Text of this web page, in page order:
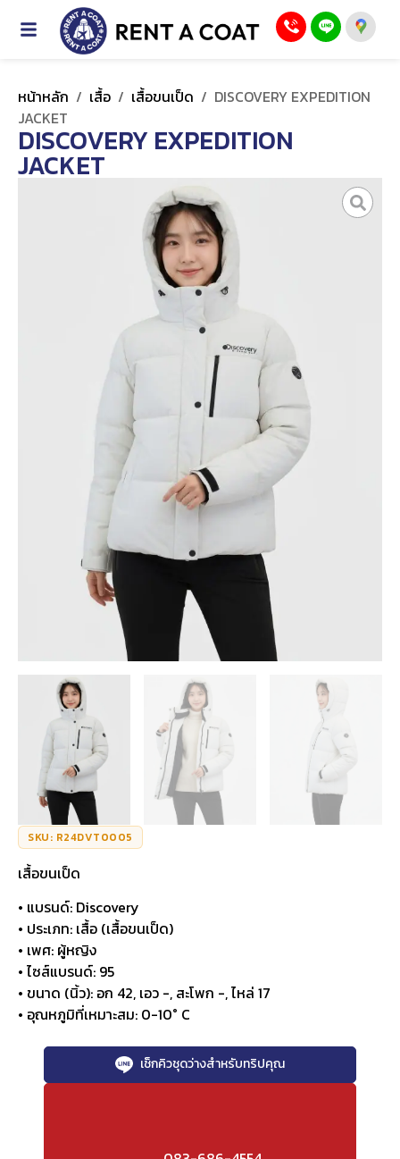
หน้าหลัก / เสื้อ / เสื้อขนเป็ด / DISCOVERY EXPEDITION
JACKET
DISCOVERY EXPEDITION
JACKET
SKU: R24DVT0005
เสื้อขนเป็ด
• แบรนด์: Discovery
• ประเภท: เสื้อ (เสื้อขนเป็ด)
• เพศ: ผู้หญิง
• ไซส์แบรนด์: 95
• ขนาด (นิ้ว): อก 42, เอว -, สะโพก -, ไหล่ 17
• อุณหภูมิที่เหมาะสม: 0-10° C
เช็กคิวชุดว่างสำหรับทริปคุณ